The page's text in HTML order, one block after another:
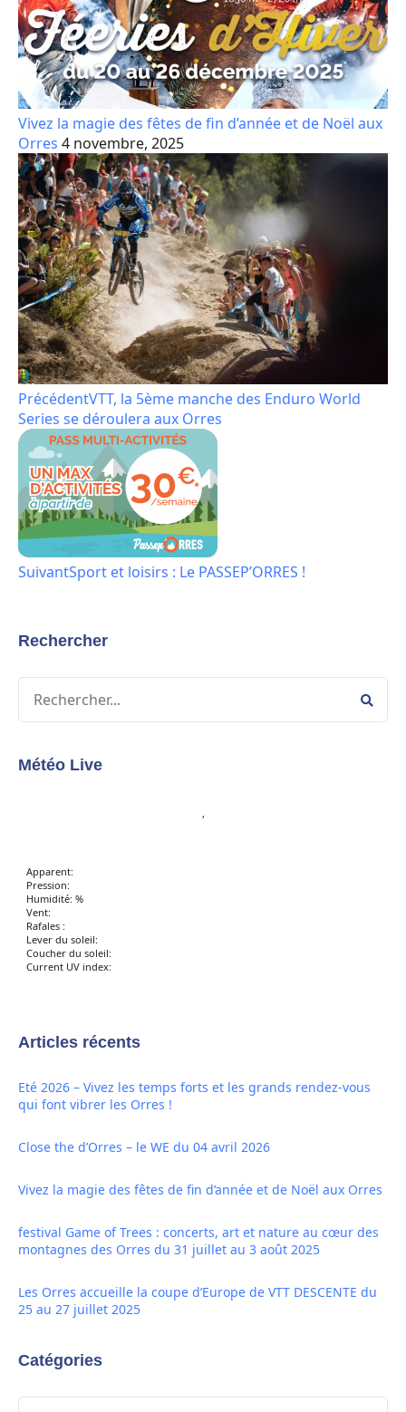
Vivez la magie des fêtes de fin d’année et de Noël aux
Orres 4 novembre, 2025
PrécédentVTT, la 5ème manche des Enduro World
Series se déroulera aux Orres
SuivantSport et loisirs : Le PASSEP’ORRES !
Rechercher
Météo Live
,
Apparent:
Pression:
Humidité: %
Vent:
Rafales :
Lever du soleil:
Coucher du soleil:
Current UV index:
Articles récents
Eté 2026 – Vivez les temps forts et les grands rendez-vous
qui font vibrer les Orres !
Close the d’Orres – le WE du 04 avril 2026
Vivez la magie des fêtes de fin d’année et de Noël aux Orres
festival Game of Trees : concerts, art et nature au cœur des
montagnes des Orres du 31 juillet au 3 août 2025
Les Orres accueille la coupe d’Europe de VTT DESCENTE du
25 au 27 juillet 2025
Catégories